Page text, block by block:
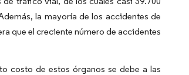
la mayoría de los accidentes de
que el creciente número de accidentes
costo de estos órganos se debe a las